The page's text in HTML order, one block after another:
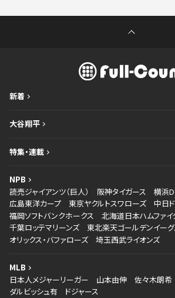
新着
大谷翔平
特集・連載
NPB
読売ジャイアンツ（巨人）
阪神タイガース
横浜
広島東洋カープ
東京ヤクルトスワローズ
中日
福岡ソフトバンクホークス
北海道日本ハムファイ
千葉ロッテマリーンズ
東北楽天ゴールデンイー
オリックス・バファローズ
埼玉西武ライオンズ
MLB
日本人メジャーリーガー
山本由伸 佐々木朗希
ダルビッシュ有
ドジャース